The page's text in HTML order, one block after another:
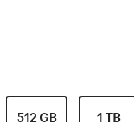
512 GB 1 TB